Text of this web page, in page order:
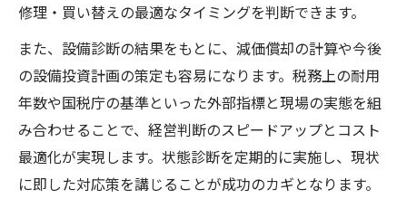
修理・買い替えの最適なタイミングを判断できます。
また、設備診断の結果をもとに、減価償却の計算や今後
の設備投資計画の策定も容易になります。税務上の耐用
年数や国税庁の基準といった外部指標と現場の実態を組
み合わせることで、経営判断のスピードアップとコスト
最適化が実現します。状態診断を定期的に実施し、現状
に即した対応策を講じることが成功のカギとなります。